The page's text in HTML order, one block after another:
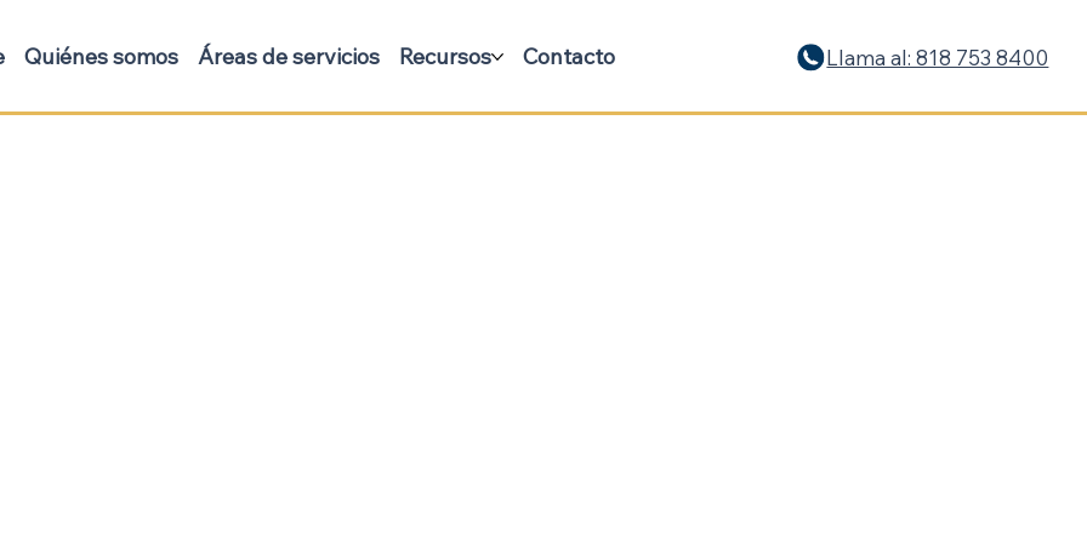
Quiénes somos Áreas de servicios Recursos Contacto Llama al: 818 753 8400